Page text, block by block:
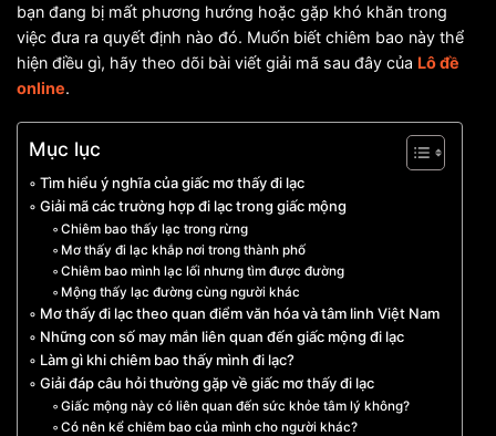
bạn đang bị mất phương hướng hoặc gặp khó khăn trong
việc đưa ra quyết định nào đó. Muốn biết chiêm bao này thể
hiện điều gì, hãy theo dõi bài viết giải mã sau đây của Lô đề
online.
Mục lục
Tìm hiểu ý nghĩa của giấc mơ thấy đi lạc
Giải mã các trường hợp đi lạc trong giấc mộng
Chiêm bao thấy lạc trong rừng
Mơ thấy đi lạc khắp nơi trong thành phố
Chiêm bao mình lạc lối nhưng tìm được đường
Mộng thấy lạc đường cùng người khác
Mơ thấy đi lạc theo quan điểm văn hóa và tâm linh Việt Nam
Những con số may mắn liên quan đến giấc mộng đi lạc
Làm gì khi chiêm bao thấy mình đi lạc?
Giải đáp câu hỏi thường gặp về giấc mơ thấy đi lạc
Giấc mộng này có liên quan đến sức khỏe tâm lý không?
Có nên kể chiêm bao của mình cho người khác?